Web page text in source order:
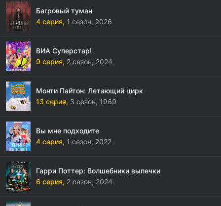
Багровый туман
4 серия, 1 сезон, 2026
ВИА Суперстар!
9 серия, 2 сезон, 2024
Монти Пайтон: Летающий цирк
13 серия, 3 сезон, 1969
Вы мне подходите
4 серия, 1 сезон, 2022
Гарри Поттер: Волшебники выпечки
6 серия, 2 сезон, 2024